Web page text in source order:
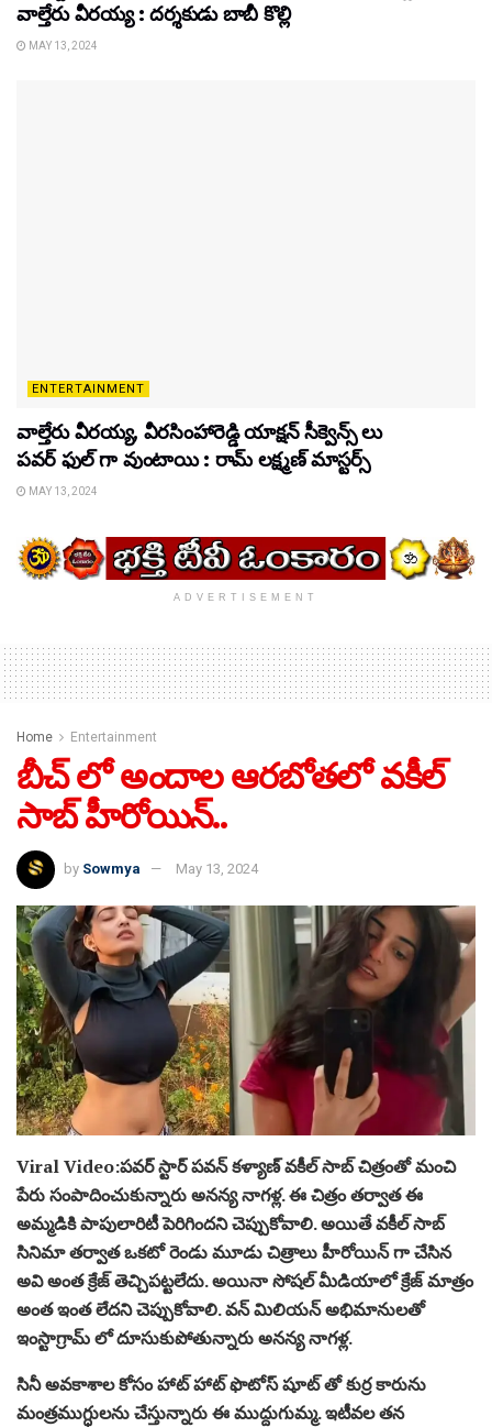
వాల్తేరు వీరయ్య : దర్శకుడు బాబీ కొల్లి
MAY 13, 2024
ENTERTAINMENT
వాల్తేరు వీరయ్య, వీరసింహారెడ్డి యాక్షన్ సీక్వెన్స్ లు
పవర్ ఫుల్ గా వుంటాయి : రామ్ లక్ష్మణ్ మాస్టర్స్
MAY 13, 2024
ADVERTISEMENT
Home Entertainment
బీచ్ లో అందాల ఆరబోతలో వకీల్
సాబ్ హీరోయిన్..
by Sowmya May 13, 2024
Viral Video:పవర్ స్టార్ పవన్ కళ్యాణ్ వకీల్ సాబ్ చిత్రంతో మంచి
పేరు సంపాదించుకున్నారు అనన్య నాగళ్ల. ఈ చిత్రం తర్వాత ఈ
అమ్మడికి పాపులారిటీ పెరిగిందని చెప్పుకోవాలి. అయితే వకీల్ సాబ్
సినిమా తర్వాత ఒకటో రెండు మూడు చిత్రాలు హీరోయిన్ గా చేసిన
అవి అంత క్రేజ్ తెచ్చిపట్టలేదు. అయినా సోషల్ మీడియాలో క్రేజ్ మాత్రం
అంత ఇంత లేదని చెప్పుకోవాలి. వన్ మిలియన్ అభిమానులతో
ఇంస్టాగ్రామ్ లో దూసుకుపోతున్నారు అనన్య నాగళ్ల.
సినీ అవకాశాల కోసం హాట్ హాట్ ఫొటోస్ షూట్ తో కుర్ర కారును
మంత్రముగ్ధులను చేస్తున్నారు ఈ ముద్దుగుమ్మ. ఇటీవల తన